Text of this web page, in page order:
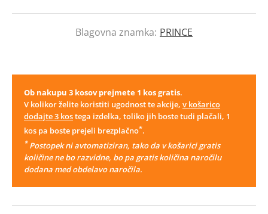
Blagovna znamka: PRINCE
Ob nakupu 3 kosov prejmete 1 kos gratis.
V kolikor želite koristiti ugodnost te akcije, v košarico
dodajte 3 kostega izdelka, toliko jih boste tudi plačali, 1
kos pa boste prejeli brezplačno*.
*Postopek ni avtomatiziran, tako da v košarici gratis
količine ne bo razvidne, bo pa gratis količina naročilu
dodana med obdelavo naročila.